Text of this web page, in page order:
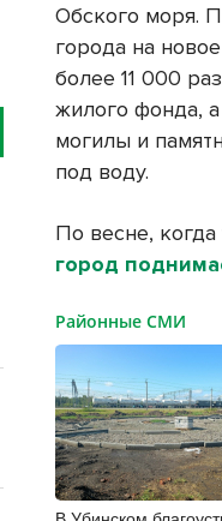
Обского моря.
города на
более 11 000
жилого фонда,
могилы и
под воду.
По весне,
город
Районные СМИ